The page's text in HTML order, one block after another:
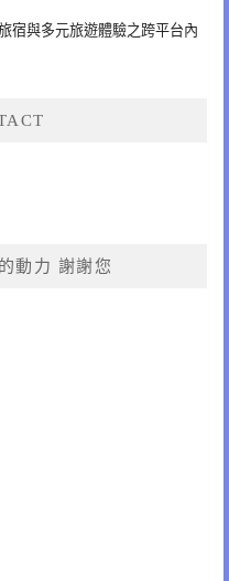
宿與多元旅遊體驗之跨平台內
動力 謝謝您